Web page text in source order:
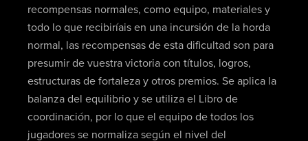
recompensas normales, como equipo, materiales y
todo lo que recibiríais en una incursión de la horda
normal, las recompensas de esta dificultad son para
presumir de vuestra victoria con títulos, logros,
estructuras de fortaleza y otros premios. Se aplica la
balanza del equilibrio y se utiliza el Libro de
coordinación, por lo que el equipo de todos los
jugadores se normaliza según el nivel del